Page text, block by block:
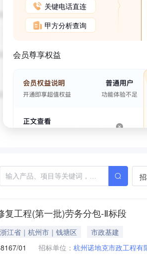
关键电话直连
甲方分析查询
会员尊享权益
复工程(第一批)劳务分包-Ⅱ标段
浙江省｜杭州市｜钱塘区
市政基建
01 招标单位： 杭州诺地克市政工程有